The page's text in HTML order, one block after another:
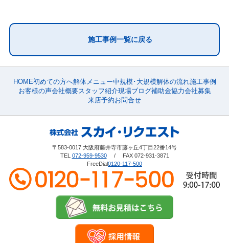
施工事例一覧に戻る
HOME初めての方へ解体メニュー中規模･大規模解体の流れ施工事例
お客様の声会社概要スタッフ紹介現場ブログ補助金協力会社募集
来店予約お問合せ
〒583-0017 大阪府藤井寺市藤ヶ丘4丁目22番14号
TEL 072-959-9530/ FAX 072-931-3871
FreeDial0120-117-500